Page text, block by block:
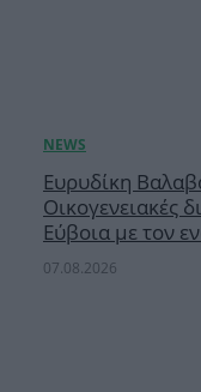
Ευρυδίκη
Οικογενειακές
Εύβοια με τον
07.08.2026